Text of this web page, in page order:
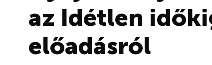
az Idétlen
előadásról